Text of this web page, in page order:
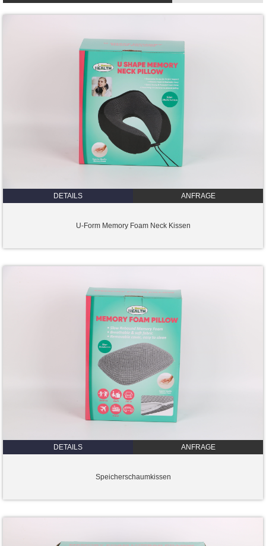
DETAILS ANFRAGE
U-Form Memory Foam Neck Kissen
DETAILS ANFRAGE
Speicherschaumkissen